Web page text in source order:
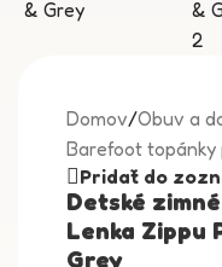
Domov/Obuv a
Barefoot topánky
Pridať do
Detské
Lenka Zippu
Grey